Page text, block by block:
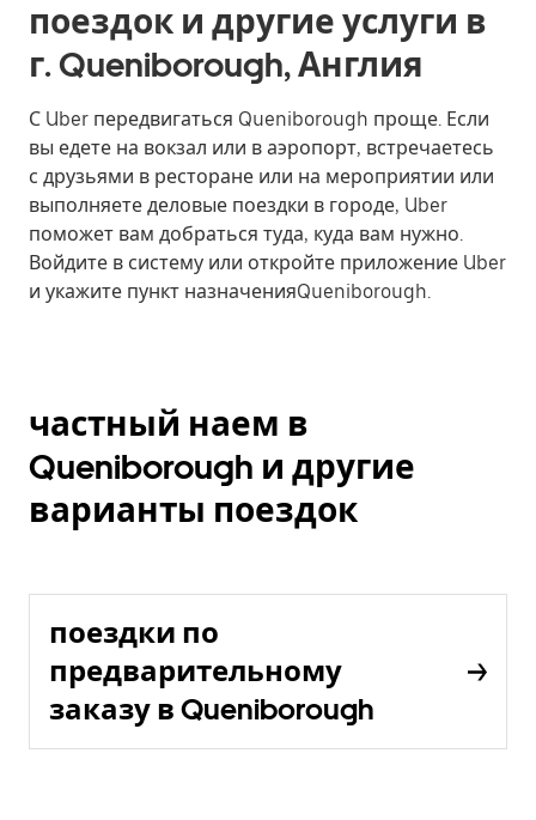
поездок и другие услуги в
г. Queniborough, Англия
С Uber передвигаться Queniborough проще. Если
вы едете на вокзал или в аэропорт, встречаетесь
с друзьями в ресторане или на мероприятии или
выполняете деловые поездки в городе, Uber
поможет вам добраться туда, куда вам нужно.
Войдите в систему или откройте приложение Uber
и укажите пункт назначенияQueniborough.
частный наем в
Queniborough и другие
варианты поездок
поездки по
предварительному
заказу в Queniborough